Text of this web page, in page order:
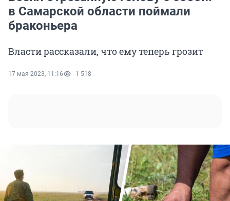
в Самарской области поймали
браконьера
Власти рассказали, что ему теперь грозит
17 мая 2023, 11:16 1 518